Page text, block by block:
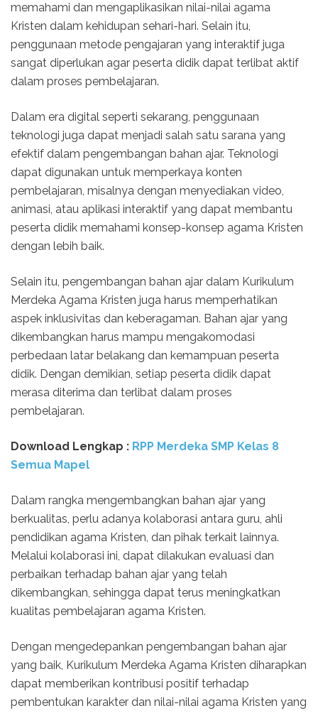
memahami dan mengaplikasikan nilai-nilai agama
Kristen dalam kehidupan sehari-hari. Selain itu,
penggunaan metode pengajaran yang interaktif juga
sangat diperlukan agar peserta didik dapat terlibat aktif
dalam proses pembelajaran.
Dalam era digital seperti sekarang, penggunaan
teknologi juga dapat menjadi salah satu sarana yang
efektif dalam pengembangan bahan ajar. Teknologi
dapat digunakan untuk memperkaya konten
pembelajaran, misalnya dengan menyediakan video,
animasi, atau aplikasi interaktif yang dapat membantu
peserta didik memahami konsep-konsep agama Kristen
dengan lebih baik.
Selain itu, pengembangan bahan ajar dalam Kurikulum
Merdeka Agama Kristen juga harus memperhatikan
aspek inklusivitas dan keberagaman. Bahan ajar yang
dikembangkan harus mampu mengakomodasi
perbedaan latar belakang dan kemampuan peserta
didik. Dengan demikian, setiap peserta didik dapat
merasa diterima dan terlibat dalam proses
pembelajaran.
Download Lengkap : RPP Merdeka SMP Kelas 8
Semua Mapel
Dalam rangka mengembangkan bahan ajar yang
berkualitas, perlu adanya kolaborasi antara guru, ahli
pendidikan agama Kristen, dan pihak terkait lainnya.
Melalui kolaborasi ini, dapat dilakukan evaluasi dan
perbaikan terhadap bahan ajar yang telah
dikembangkan, sehingga dapat terus meningkatkan
kualitas pembelajaran agama Kristen.
Dengan mengedepankan pengembangan bahan ajar
yang baik, Kurikulum Merdeka Agama Kristen diharapkan
dapat memberikan kontribusi positif terhadap
pembentukan karakter dan nilai-nilai agama Kristen yang